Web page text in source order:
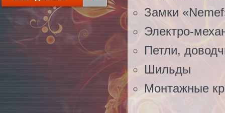
Замки
Электро-
Петли,
Шильды
Монтажные